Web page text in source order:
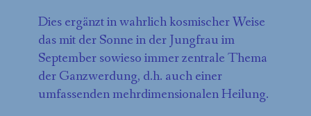
Dies ergänzt in wahrlich kosmischer Weise
das mit der Sonne in der Jungfrau im
September sowieso immer zentrale Thema
der Ganzwerdung, d.h. auch einer
umfassenden mehrdimensionalen Heilung.